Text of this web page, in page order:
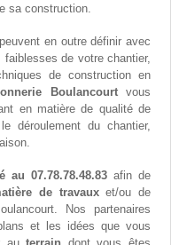
sa construction.
en outre définir avec
de votre chantier,
de construction en
Boulancourtvous
en matière de qualité de
déroulement du chantier,
au 07.78.78.48.83 afin de
de travauxet/ou de
Nos partenaires
et les idées que vous